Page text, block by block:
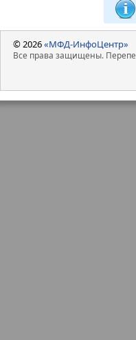
© 2026«МФД-ИнфоЦентр»
Все права защищены.